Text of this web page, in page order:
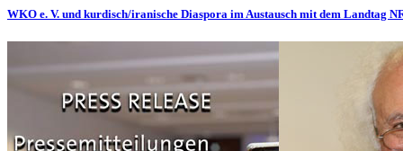
WKO e. V. und kurdisch/iranische Diaspora im Austausch mit dem Landtag